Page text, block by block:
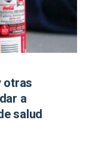
otras
a
salud